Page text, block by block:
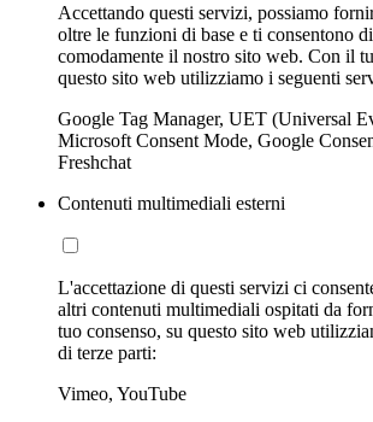
Accettando questi servizi, possiamo
oltre le funzioni di base e ti consentono
comodamente il nostro sito web. Con il
questo sito web utilizziamo i seguenti
Google Tag Manager, UET (Universal
Microsoft Consent Mode, Google
Freshchat
Contenuti multimediali esterni
L'accettazione di questi servizi ci
altri contenuti multimediali ospitati da
tuo consenso, su questo sito web
di terze parti:
Vimeo, YouTube